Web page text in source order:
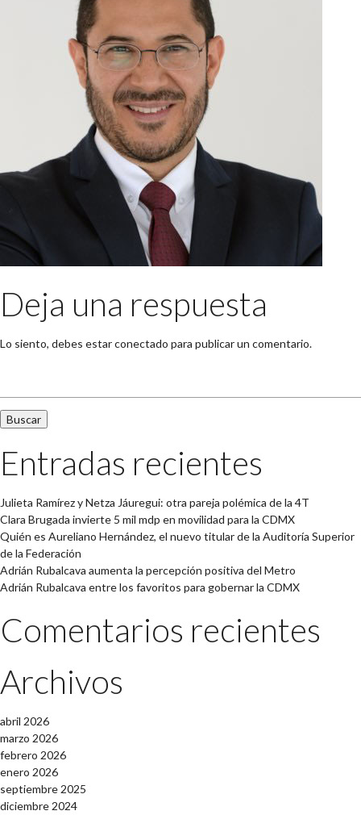
Deja una respuesta
Lo siento, debes estarconectado para publicar un comentario.
Entradas recientes
Julieta Ramírez y Netza Jáuregui: otra pareja polémica de la 4T
Clara Brugada invierte 5 mil mdp en movilidad para la CDMX
Quién es Aureliano Hernández, el nuevo titular de la Auditoría Superior
de la Federación
Adrián Rubalcava aumenta la percepción positiva del Metro
Adrián Rubalcava entre los favoritos para gobernar la CDMX
Comentarios recientes
Archivos
abril 2026
marzo 2026
febrero 2026
enero 2026
septiembre 2025
diciembre 2024